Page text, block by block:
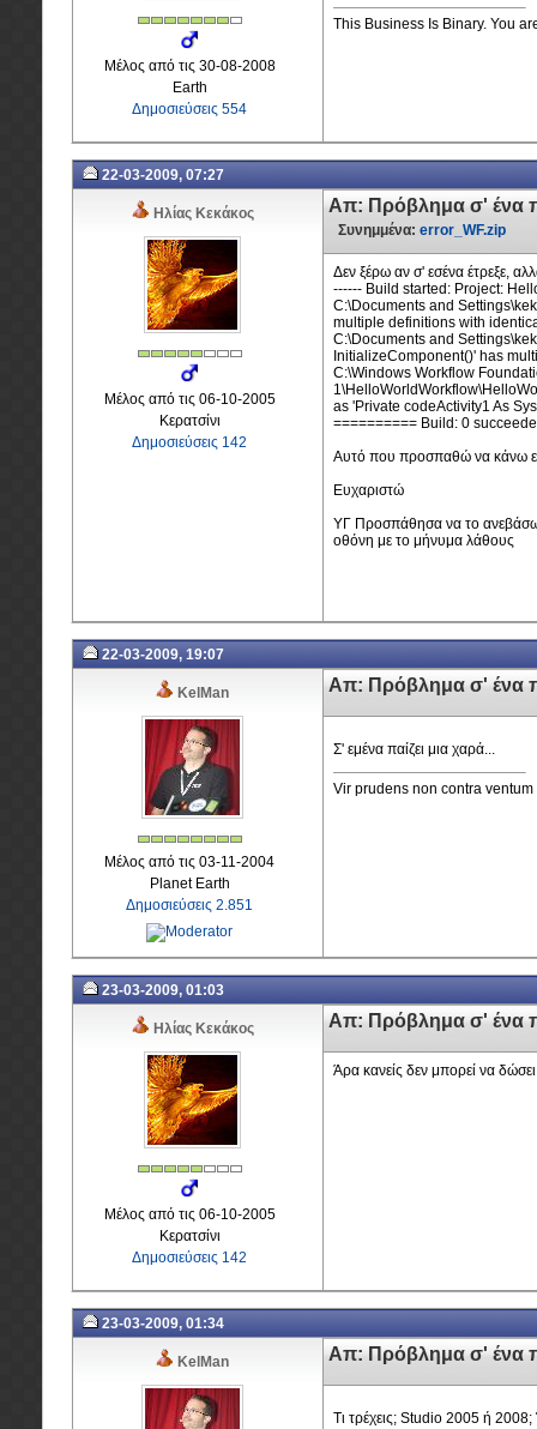
Μέλος από τις 30-08-2008
Earth
Δημοσιεύσεις 554
This Business Is Binary. You
22-03-2009, 07:27
Ηλίας Κεκάκος
Μέλος από τις 06-10-2005
Κερατσίνι
Δημοσιεύσεις 142
Απ: Πρόβλημα σ' ένα
Συνημμένα: error_WF.zip
Δεν ξέρω αν σ' εσένα έτρεξε,
------ Build started: Project:
C:\Documents and
multiple definitions with
C:\Documents and
InitializeComponent()' has
C:\Windows Workflow
as 'Private codeActivity1 As
========== Build: 0
Αυτό που προσπαθώ να κάνω
Ευχαριστώ
ΥΓ Προσπάθησα να το ανεβάσω
οθόνη με το μήνυμα λάθους
22-03-2009, 19:07
KelMan
Μέλος από τις 03-11-2004
Planet Earth
Δημοσιεύσεις 2.851
Απ: Πρόβλημα σ' ένα
Σ' εμένα παίζει μια χαρά...
Vir prudens non contra ventum
23-03-2009, 01:03
Ηλίας Κεκάκος
Μέλος από τις 06-10-2005
Κερατσίνι
Δημοσιεύσεις 142
Απ: Πρόβλημα σ' ένα
Άρα κανείς δεν μπορεί να
23-03-2009, 01:34
KelMan Απ: Πρόβλημα σ' ένα
Τι τρέχεις; Studio 2005 ή